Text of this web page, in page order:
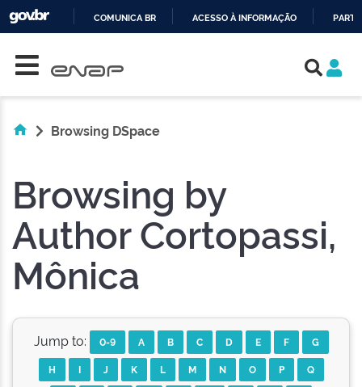
COMUNICA BR ACESSO À INFORMAÇÃO
Browsing DSpace
Browsing by
Author Cortopassi,
Mônica
Jump to: 0-9 A B C D E F
G
H
I J K L M N O P
Q